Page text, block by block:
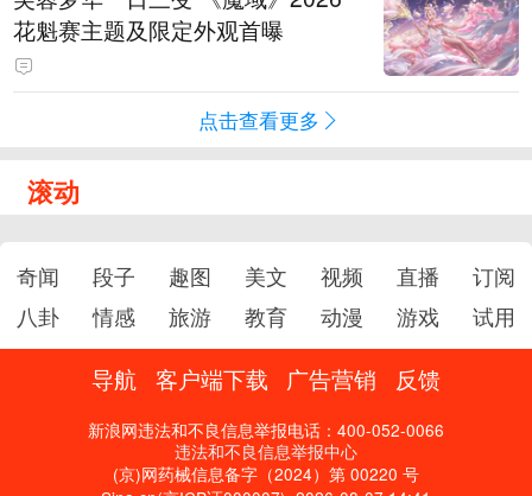
花魁赛主题及限定外观首曝
点击查看更多
滚动
奇闻 段子 趣图 美文 视频 直播
订阅
八卦
情感 旅游 教育 动漫 游戏 试用
导航 客户端下载 广告营销 反馈
新浪网违法和不良信息举报电话：400-052-0066
违法和不良信息举报中心
(京)网药械信息备字（2024）第 00220 号